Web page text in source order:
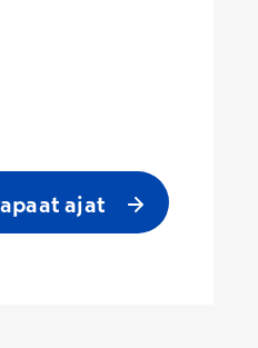
ajat